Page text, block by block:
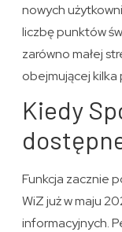
nowych
liczbę punktów
zarówno małej
obejmującej kilka
Kiedy
Funkcja zacznie
WiZ już w maju
informacyjnych.